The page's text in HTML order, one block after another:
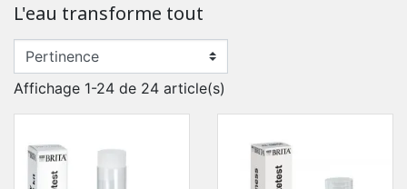
L'eau transforme tout
Affichage 1-24 de 24 article(s)